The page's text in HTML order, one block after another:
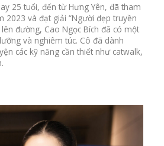
25 tuổi, đến từ Hưng Yên, đã tham
2023 và đạt giải “Người đẹp truyền
đường, Cao Ngọc Bích đã có một
và nghiêm túc. Cô đã dành
các kỹ năng cần thiết như catwalk,